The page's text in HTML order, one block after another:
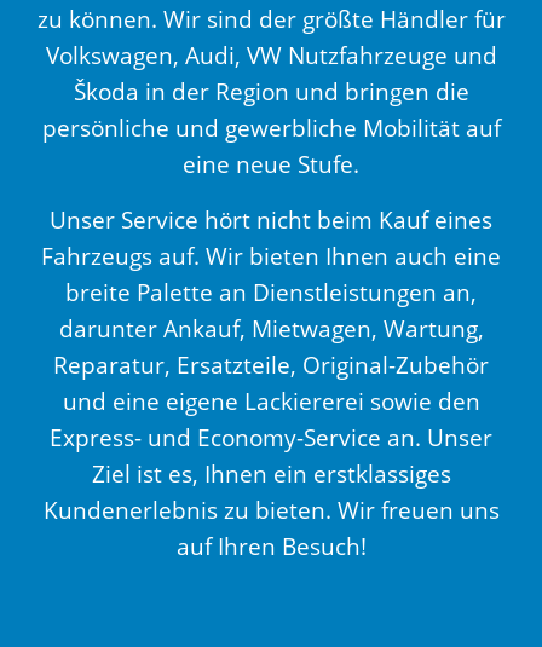
zu können. Wir sind der größte Händler für
Volkswagen, Audi, VW Nutzfahrzeuge und
Škoda in der Region und bringen die
persönliche und gewerbliche Mobilität auf
eine neue Stufe.
Unser Service hört nicht beim Kauf eines
Fahrzeugs auf. Wir bieten Ihnen auch eine
breite Palette an Dienstleistungen an,
darunter Ankauf, Mietwagen, Wartung,
Reparatur, Ersatzteile, Original-Zubehör
und eine eigene Lackiererei sowie den
Express- und Economy-Service an. Unser
Ziel ist es, Ihnen ein erstklassiges
Kundenerlebnis zu bieten. Wir freuen uns
auf Ihren Besuch!